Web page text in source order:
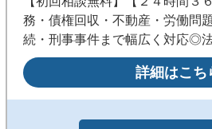
務・債権回収・不動産・労働問
続・刑事事件まで幅広く対応◎
財務の視点も踏まえた実践的な
《銀座駅徒歩3分／メール・
も事前予約で対応》
詳細はこち